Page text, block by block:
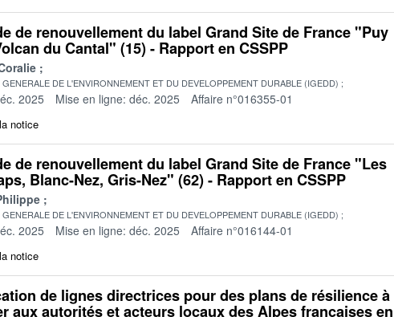
de renouvellement du label Grand Site de France "Puy
du Cantal" (15) - Rapport en CSSPP
DE L'ENVIRONNEMENT ET DU DEVELOPPEMENT DURABLE (IGEDD)
2025 Mise en ligne: déc. 2025 Affaire n°016355-01
notice
de renouvellement du label Grand Site de France "Les
Blanc-Nez, Gris-Nez" (62) - Rapport en CSSPP
DE L'ENVIRONNEMENT ET DU DEVELOPPEMENT DURABLE (IGEDD)
2025 Mise en ligne: déc. 2025 Affaire n°016144-01
notice
de lignes directrices pour des plans de résilience à
aux autorités et acteurs locaux des Alpes françaises en